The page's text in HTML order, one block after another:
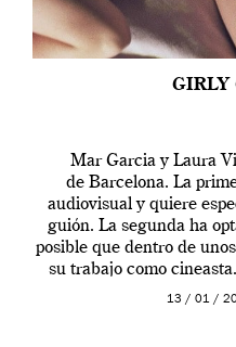
GIRLY
Mar Garcia y Laura
de Barcelona. La
audiovisual y quiere
guión. La segunda ha
posible que dentro de
su trabajo como
13 / 01 /